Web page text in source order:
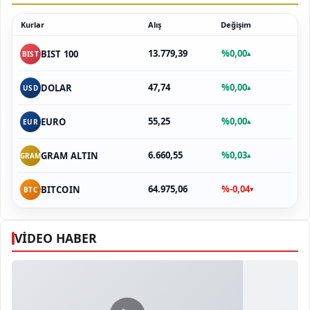
Kurlar Alış Değişim
BIST BIST 100 13.779,39 %0,00▴
USD DOLAR 47,74 %0,00▴
EUR EURO 55,25 %0,00▴
GRAMGRAM ALTIN 6.660,55 %0,03▴
BTC BITCOIN 64.975,06 %-0,04▾
VİDEO HABER